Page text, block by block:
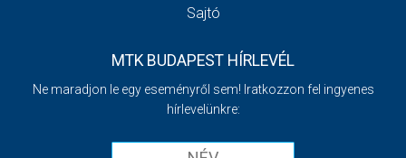
Sajtó
MTK BUDAPEST HÍRLEVÉL
Ne maradjon le egy eseményről sem! Iratkozzon fel ingyenes
hírlevelünkre: